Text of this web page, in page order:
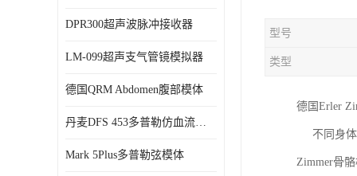
DPR300超声波脉冲接收器
LM-099超声支气管镜模拟器
德国QRM Abdomen腹部模体
丹麦DFS 453多普勒仿血流模体
Mark 5Plus多普勒弦模体
型号
类型
德国Erler
不同身体
Zimmer骨